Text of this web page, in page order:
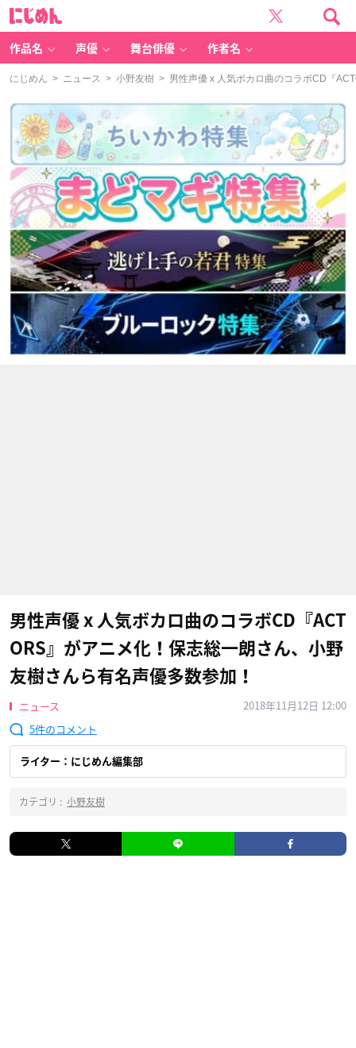
作品名 声優 舞台俳優 作者名
にじめん > ニュース > 小野友樹 > 男性声優 x 人気ボカロ曲のコラボCD『
男性声優 x 人気ボカロ曲のコラボCD『ACT
ORS』がアニメ化！保志総一朗さん、小野
友樹さんら有名声優多数参加！
ニュース
2018年11月12日 12:00
5
ライター：にじめん編集部
カテゴリ : 小野友樹